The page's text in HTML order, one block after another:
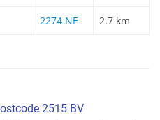
2274 NE 2.7 km
2515 BV